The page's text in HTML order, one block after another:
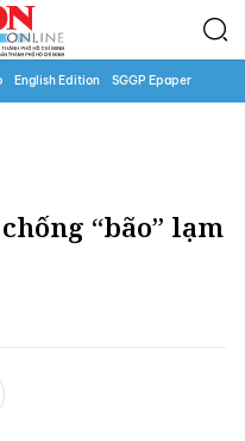
English Edition SGGP Epaper
“bão” lạm